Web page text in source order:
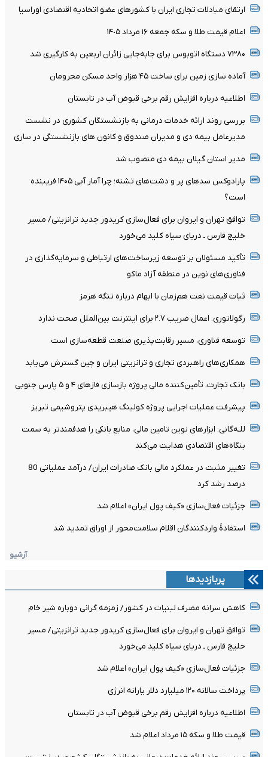
ارتقای مبادلات تجاری ایران با کشورهای عضو اتحادیه اقتصادی اوراسیا
اعلام قیمت طلا و سکه جمعه ١۶ مرداد ١۴٠۵
۷۳۸۰ دستگاه اتوبوس برای جابه‌جایی زائران اربعین به‌ کارگیری شد
آماده سازی زمین برای ساخت ۴۵ هزار واحد مسکن محرومان
اطلاعیه درباره افزایش رقم برخی قبوض آب در تابستان
بررسی روند ارائه خدمات درمانی به بازنشستگان کشوری در نشست
مدیرعامل بیمه دی و مدیران صندوق و کانون های بازنشستگی در ساری
مدیر استان گیلان بیمه دی منصوب شد
پارادوکس سدهای پر و دشت‌های تشنه؛ چرا آمار آبی ۱۴۰۵ فریبنده
است؟
توافق تهران و ایروان برای فعال‌سازی کریدور جدید ترانزیتی/ مسیر
خلیج فارس ـ دریای سیاه کلید می‌خورد
تأکید مسئولان بر توسعه زیرساخت‌های ارتباطی و سرمایه‌گذاری در
فناوری‌های نوین در منطقه آزاد ماکو
ثبات قیمت نفت هم‌زمان با ابهام درباره تنگه هرمز
رگولاتوری: اعمال ضریب ۲.۷ برای اینترنت بین‌الملل صحت ندارد
توسعه فناوری، مسیر رقابت‌پذیری صنعت قطعه‌سازی است
همکاری‌های راهبردی تجاری و ترانزیتی ایران و چین گسترش می‌یابد
بانک تجارت، تأمین‌کننده مالی پروژه بازسازی فازهای ۴ و ۵ پارس جنوبی
پیشرفت عملیات اجرایی پروژه کولینگ هیبریدی پتروشیمی تبریز
للـه‌گانی: ابزارهای نوین تامین مالی، منابع بانکی را هدفمندتر به سمت
بنگاه‌های اقتصادی هدایت می‌کند
تغییر مثبت در عملکرد مالی بانک صادرات ایران/ درآمد عملیاتی 80
درصد رشد کرد
جزئیات فعال‌سازی «کیف پول ایران» اعلام شد
استفادۀ واردکنندگان اقلام سلامت‌محور از اوراق تمدید شد
آرشیو
پربازدیدها
کاهش سرانه مصرف لبنیات در کشور/ زمزمه گرانی دوباره شیر خام
توافق تهران و ایروان برای فعال‌سازی کریدور جدید ترانزیتی/ مسیر
خلیج فارس ـ دریای سیاه کلید می‌خورد
جزئیات فعال‌سازی «کیف پول ایران» اعلام شد
پرداخت سالانه ۱۲۰ میلیارد دلار یارانه انرژی
اطلاعیه درباره افزایش رقم برخی قبوض آب در تابستان
قیمت طلا و سکه ۱۵ مرداد اعلام شد